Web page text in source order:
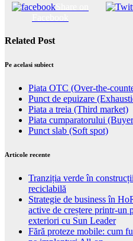
Related Post
Pe acelasi subiect
Piata OTC (Over-the-
Punct de epuizare
Piata a treia (Third market)
Piata cumparatorului
Punct slab (Soft spot)
Articole recente
Tranziția verde în
reciclabilă
Strategie de business în
active de creștere printr-un
exteriori cu Sun Leader
Fără proteze mobile: cum